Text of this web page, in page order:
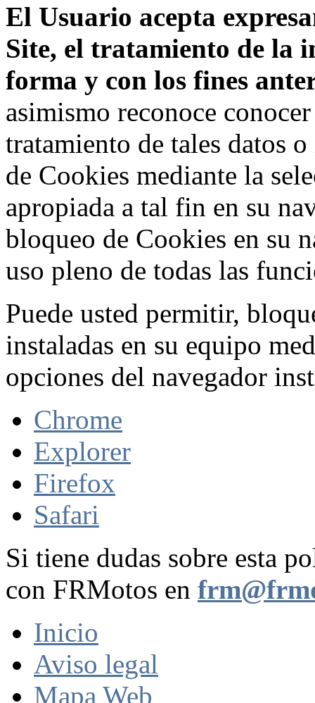
El Usuario acepta
Site, el tratamiento de la
forma y con los fines
asimismo reconoce
tratamiento de tales datos
de Cookies mediante la
apropiada a tal fin en su
bloqueo de Cookies en su
uso pleno de todas las
Puede usted permitir,
instaladas en su equipo
opciones del navegador
Chrome
Explorer
Firefox
Safari
Si tiene dudas sobre esta
con FRMotos en
Inicio
Aviso legal
Mapa Web